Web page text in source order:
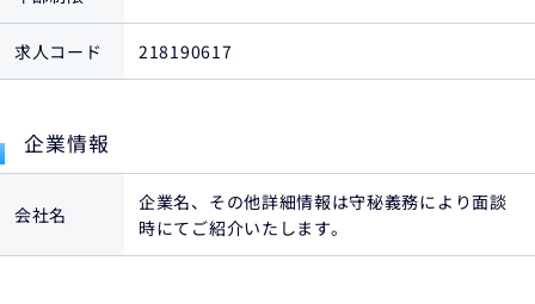
求人コード 218190617
企業情報
会社名
企業名、その他詳細情報は守秘義務により面談
時にてご紹介いたします。